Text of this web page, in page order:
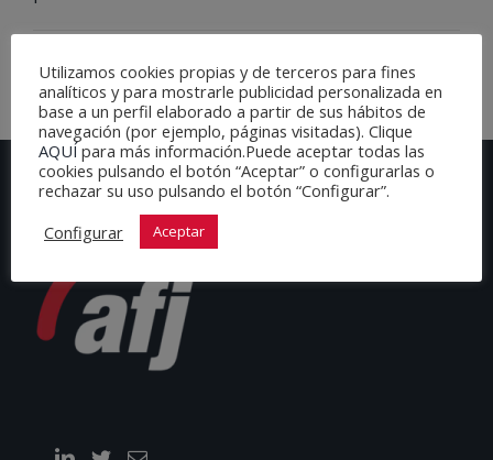
Utilizamos cookies propias y de terceros para fines
analíticos y para mostrarle publicidad personalizada en
base a un perfil elaborado a partir de sus hábitos de
navegación (por ejemplo, páginas visitadas). Clique
AQUÍ para más información.Puede aceptar todas las
cookies pulsando el botón “Aceptar” o configurarlas o
rechazar su uso pulsando el botón “Configurar”.
Configurar
Aceptar